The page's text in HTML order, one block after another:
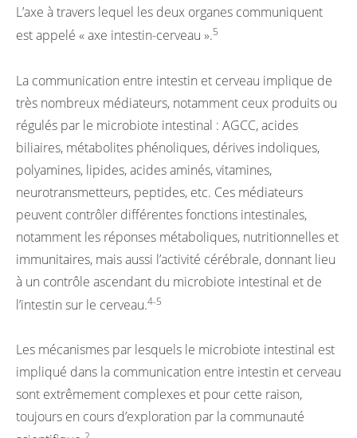
L’axe à travers lequel les deux organes communiquent
est appelé « axe intestin-cerveau ».5
La communication entre intestin et cerveau implique de
très nombreux médiateurs, notamment ceux produits ou
régulés par le microbiote intestinal : AGCC, acides
biliaires, métabolites phénoliques, dérives indoliques,
polyamines, lipides, acides aminés, vitamines,
neurotransmetteurs, peptides, etc. Ces médiateurs
peuvent contrôler différentes fonctions intestinales,
notamment les réponses métaboliques, nutritionnelles et
immunitaires, mais aussi l’activité cérébrale, donnant lieu
à un contrôle ascendant du microbiote intestinal et de
l’intestin sur le cerveau.4-5
Les mécanismes par lesquels le microbiote intestinal est
impliqué dans la communication entre intestin et cerveau
sont extrêmement complexes et pour cette raison,
toujours en cours d’exploration par la communauté